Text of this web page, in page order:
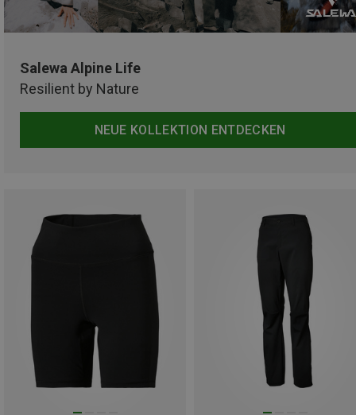
Salewa Alpine Life
Resilient by Nature
NEUE KOLLEKTION ENTDECKEN